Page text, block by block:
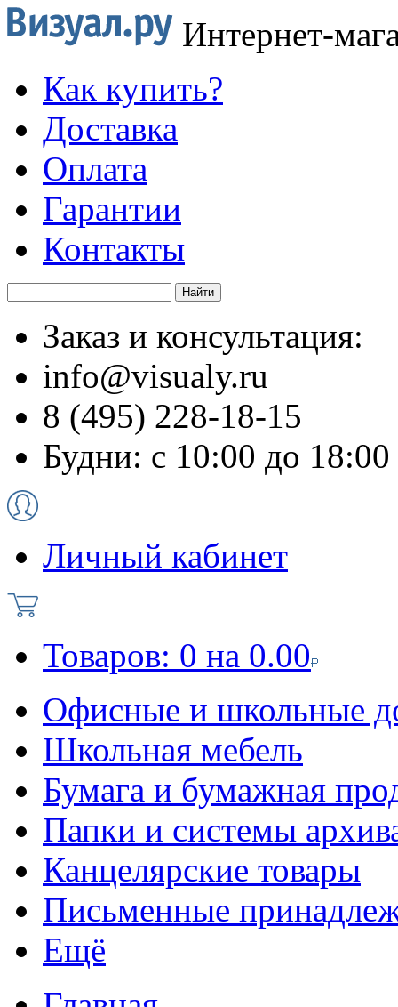
Интернет-
Как купить?
Доставка
Оплата
Гарантии
Контакты
Заказ и консультация:
info@visualy.ru
8 (495) 228-18-15
Будни: с 10:00 до 18:00
Личный кабинет
Товаров: 0 на 0.00
Офисные и школьные
Школьная мебель
Бумага и бумажная
Папки и системы
Канцелярские товары
Письменные
Ещё